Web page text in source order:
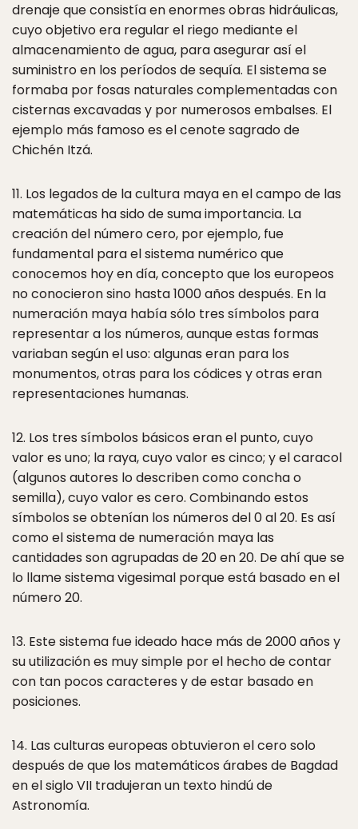
drenaje que consistía en enormes obras hidráulicas,
cuyo objetivo era regular el riego mediante el
almacenamiento de agua, para asegurar así el
suministro en los períodos de sequía. El sistema se
formaba por fosas naturales complementadas con
cisternas excavadas y por numerosos embalses. El
ejemplo más famoso es el cenote sagrado de
Chichén Itzá.
11. Los legados de la cultura maya en el campo de las
matemáticas ha sido de suma importancia. La
creación del número cero, por ejemplo, fue
fundamental para el sistema numérico que
conocemos hoy en día, concepto que los europeos
no conocieron sino hasta 1000 años después. En la
numeración maya había sólo tres símbolos para
representar a los números, aunque estas formas
variaban según el uso: algunas eran para los
monumentos, otras para los códices y otras eran
representaciones humanas.
12. Los tres símbolos básicos eran el punto, cuyo
valor es uno; la raya, cuyo valor es cinco; y el caracol
(algunos autores lo describen como concha o
semilla), cuyo valor es cero. Combinando estos
símbolos se obtenían los números del 0 al 20. Es así
como el sistema de numeración maya las
cantidades son agrupadas de 20 en 20. De ahí que se
lo llame sistema vigesimal porque está basado en el
número 20.
13. Este sistema fue ideado hace más de 2000 años y
su utilización es muy simple por el hecho de contar
con tan pocos caracteres y de estar basado en
posiciones.
14. Las culturas europeas obtuvieron el cero solo
después de que los matemáticos árabes de Bagdad
en el siglo VII tradujeran un texto hindú de
Astronomía.